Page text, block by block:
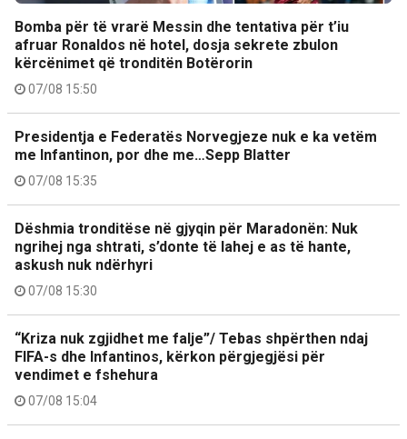
Bomba për të vrarë Messin dhe tentativa për t’iu
afruar Ronaldos në hotel, dosja sekrete zbulon
kërcënimet që tronditën Botërorin
07/08 15:50
Presidentja e Federatës Norvegjeze nuk e ka vetëm
me Infantinon, por dhe me…Sepp Blatter
07/08 15:35
Dëshmia tronditëse në gjyqin për Maradonën: Nuk
ngrihej nga shtrati, s’donte të lahej e as të hante,
askush nuk ndërhyri
07/08 15:30
“Kriza nuk zgjidhet me falje”/ Tebas shpërthen ndaj
FIFA-s dhe Infantinos, kërkon përgjegjësi për
vendimet e fshehura
07/08 15:04